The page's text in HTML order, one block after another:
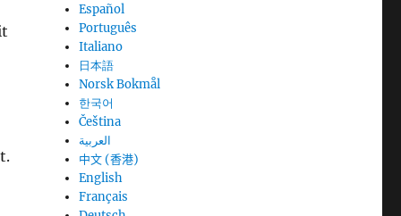
Español
Português
Italiano
日本語
Norsk Bokmål
한국어
Čeština
العربية
中文 (香港)
English
Français